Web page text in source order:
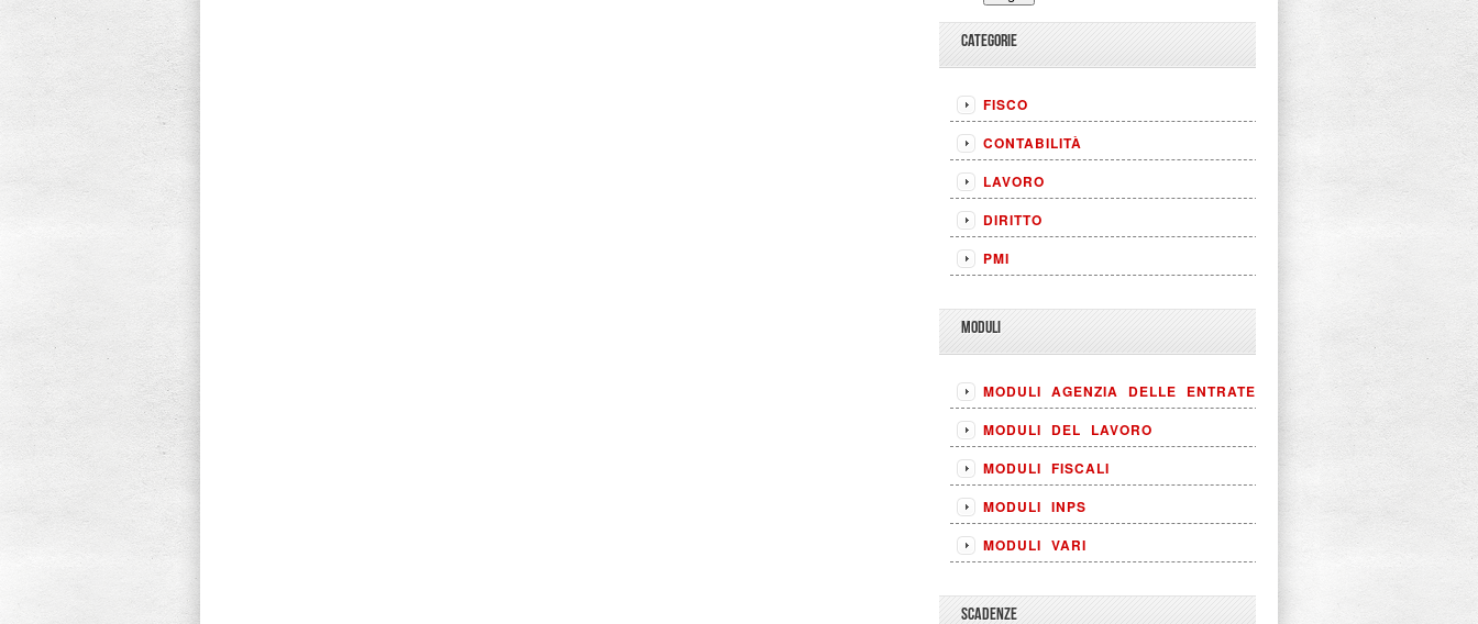
CATEGORIE
FISCO
CONTABILITÀ
LAVORO
DIRITTO
PMI
MODULI
MODULI AGENZIA DELLE ENTRATE
MODULI DEL LAVORO
MODULI FISCALI
MODULI INPS
MODULI VARI
SCADENZE